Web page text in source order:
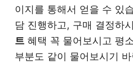
이지를 통해서 얻을 수 있
담 진행하고, 구매 결정하
트 혜택 꼭 물어보시고 평
부분도 같이 물어보시기